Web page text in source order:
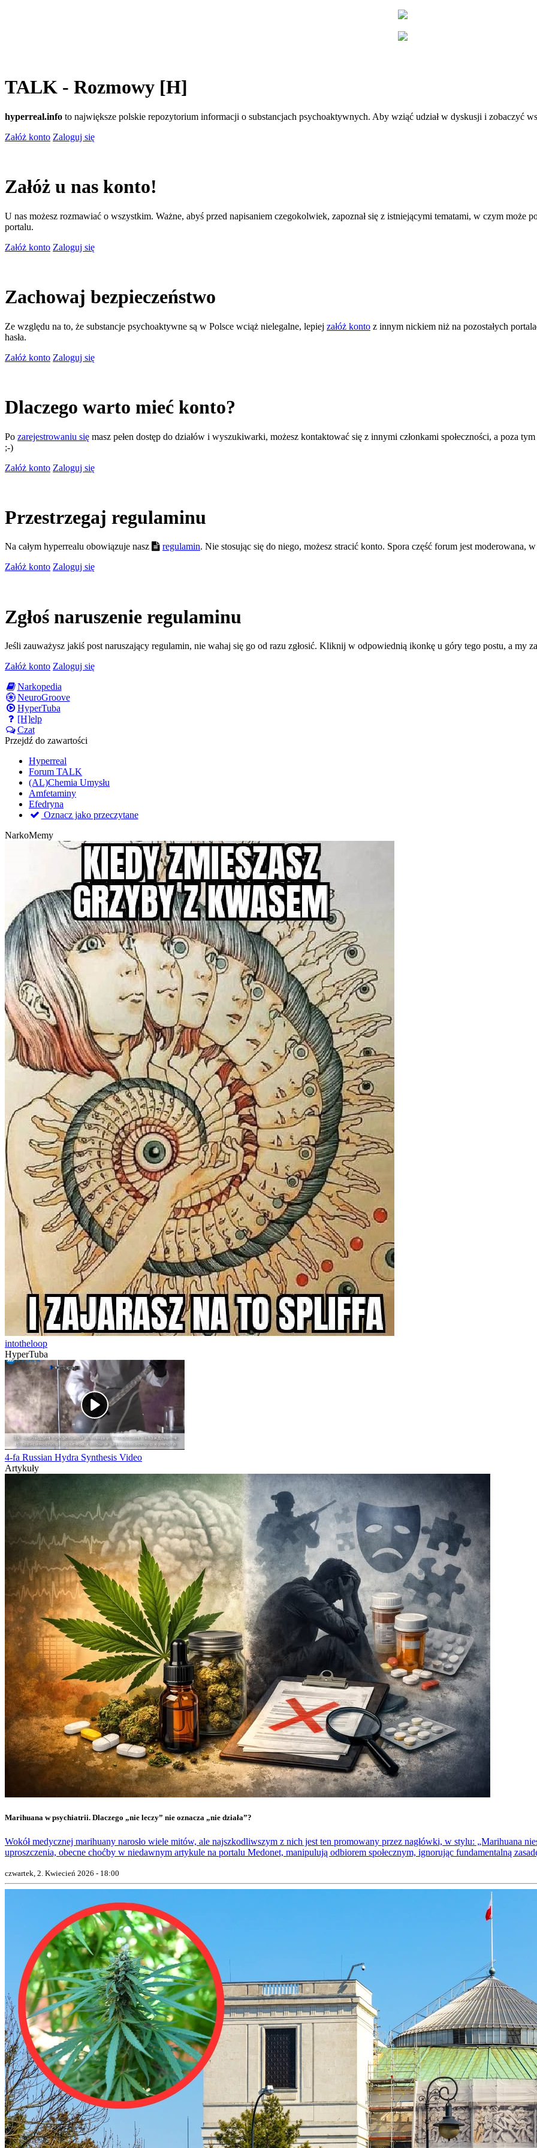
TALK - Rozmowy [H]
hyperreal.info to największe polskie repozytorium informacji o substancjach psychoaktywnych. Aby wziąć udział w dyskusji i zobaczyć
Załóż konto Zaloguj się
Załóż u nas konto!
U nas możesz rozmawiać o wszystkim. Ważne, abyś przed napisaniem czegokolwiek, zapoznał się z istniejącymi tematami, w czym może
portalu.
Załóż konto Zaloguj się
Zachowaj bezpieczeństwo
Ze względu na to, że substancje psychoaktywne są w Polsce wciąż nielegalne, lepiej załóż konto z innym nickiem niż na pozostałych
hasła.
Załóż konto Zaloguj się
Dlaczego warto mieć konto?
Po zarejestrowaniu się masz pełen dostęp do działów i wyszukiwarki, możesz kontaktować się z innymi członkami społeczności, a poza
;-)
Załóż konto Zaloguj się
Przestrzegaj regulaminu
Na całym hyperrealu obowiązuje nasz regulamin. Nie stosując się do niego, możesz stracić konto. Spora część forum jest moderowana,
Załóż konto Zaloguj się
Zgłoś naruszenie regulaminu
Jeśli zauważysz jakiś post naruszający regulamin, nie wahaj się go od razu zgłosić. Kliknij w odpowiednią ikonkę u góry tego postu, a my
Załóż konto Zaloguj się
Narkopedia
NeuroGroove
HyperTuba
[H]elp
Czat
Przejdź do zawartości
Hyperreal
Forum TALK
(AL)Chemia Umysłu
Amfetaminy
Efedryna
Oznacz jako przeczytane
NarkoMemy
intotheloop
HyperTuba
4-fa Russian Hydra Synthesis Video
Artykuły
Marihuana w psychiatrii. Dlaczego „nie leczy” nie oznacza „nie działa”?
Wokół medycznej marihuany narosło wiele mitów, ale najszkodliwszym z nich jest ten promowany przez nagłówki, w stylu: „Marihuana
uproszczenia, obecne choćby w niedawnym artykule na portalu Medonet, manipulują odbiorem społecznym, ignorując fundamentalną
czwartek, 2. Kwiecień 2026 - 18:00